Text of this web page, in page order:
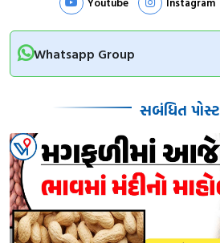
Whatsapp Group
સબંધિત પોસ્ટ